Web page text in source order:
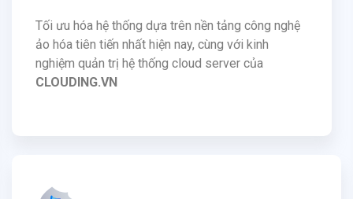
Tối ưu hóa hệ thống dựa trên nền tảng công nghệ
ảo hóa tiên tiến nhất hiện nay, cùng với kinh
nghiệm quản trị hệ thống cloud server của
CLOUDING.VN